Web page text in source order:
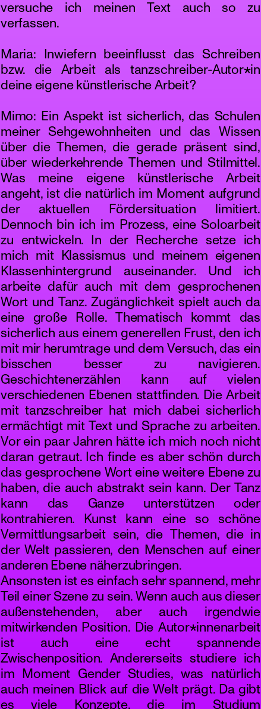
versuche ich meinen Text auch so zu
verfassen.
Maria: Inwiefern beeinflusst das Schreiben
bzw. die Arbeit als tanzschreiber-Autor*in
deine eigene künstlerische Arbeit?
Mimo: Ein Aspekt ist sicherlich, das Schulen
meiner Sehgewohnheiten und das Wissen
über die Themen, die gerade präsent sind,
über wiederkehrende Themen und Stilmittel.
Was meine eigene künstlerische Arbeit
angeht, ist die natürlich im Moment aufgrund
der aktuellen Fördersituation limitiert.
Dennoch bin ich im Prozess, eine Soloarbeit
zu entwickeln. In der Recherche setze ich
mich mit Klassismus und meinem eigenen
Klassenhintergrund auseinander. Und ich
arbeite dafür auch mit dem gesprochenen
Wort und Tanz. Zugänglichkeit spielt auch da
eine große Rolle. Thematisch kommt das
sicherlich aus einem generellen Frust, den ich
mit mir herumtrage und dem Versuch, das ein
bisschen besser zu navigieren.
Geschichtenerzählen kann auf vielen
verschiedenen Ebenen stattfinden. Die Arbeit
mit tanzschreiber hat mich dabei sicherlich
ermächtigt mit Text und Sprache zu arbeiten.
Vor ein paar Jahren hätte ich mich noch nicht
daran getraut. Ich finde es aber schön durch
das gesprochene Wort eine weitere Ebene zu
haben, die auch abstrakt sein kann. Der Tanz
kann das Ganze unterstützen oder
kontrahieren. Kunst kann eine so schöne
Vermittlungsarbeit sein, die Themen, die in
der Welt passieren, den Menschen auf einer
anderen Ebene näherzubringen.
Ansonsten ist es einfach sehr spannend, mehr
Teil einer Szene zu sein. Wenn auch aus dieser
außenstehenden, aber auch irgendwie
mitwirkenden Position. Die Autor*innenarbeit
ist auch eine echt spannende
Zwischenposition. Andererseits studiere ich
im Moment Gender Studies, was natürlich
auch meinen Blick auf die Welt prägt. Da gibt
es viele Konzepte, die im Studium